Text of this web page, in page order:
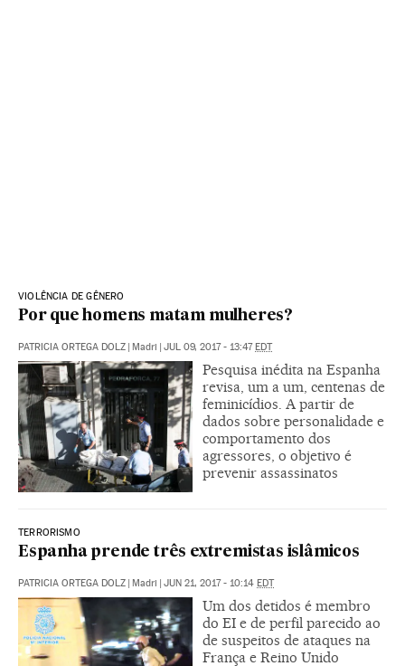
VIOLÊNCIA DE GÊNERO
Por que homens matam mulheres?
PATRICIA ORTEGA DOLZ | Madri | JUL 09, 2017 - 13:47EDT
Pesquisa inédita na Espanha
revisa, um a um, centenas de
feminicídios. A partir de
dados sobre personalidade e
comportamento dos
agressores, o objetivo é
prevenir assassinatos
TERRORISMO
Espanha prende três extremistas islâmicos
PATRICIA ORTEGA DOLZ | Madri | JUN 21, 2017 - 10:14 EDT
Um dos detidos é membro
do EI e de perfil parecido ao
de suspeitos de ataques na
França e Reino Unido